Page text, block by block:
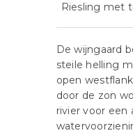
Riesling met
De wijngaard
steile helling
open
door de zon
rivier voor een